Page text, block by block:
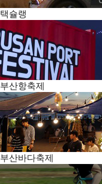
택슐랭
부산항축제
부산바다축제